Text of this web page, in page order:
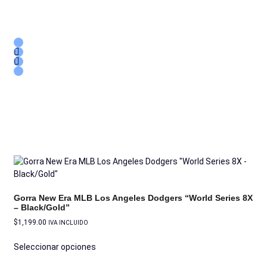
Gorra New Era MLB Los Angeles Dodgers “World Series 8X
– Black/Gold”
$1,199.00 IVA INCLUIDO
Seleccionar opciones